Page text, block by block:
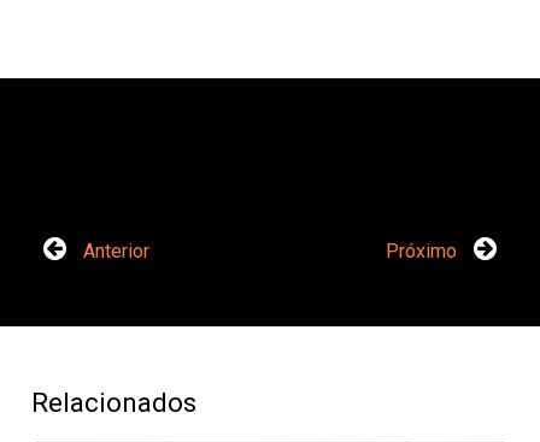
Anterior Próximo
Relacionados